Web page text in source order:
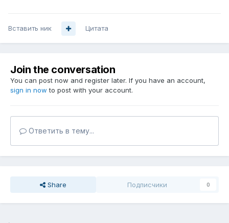
Вставить ник Цитата
Join the conversation
You can post now and register later. If you have an account,
sign in now to post with your account.
Ответить в тему...
Share Подписчики 0